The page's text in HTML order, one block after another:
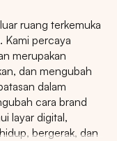
ruang terkemuka
Kami percaya
merupakan
dan mengubah
dalam
cara brand
layar digital,
bergerak, dan